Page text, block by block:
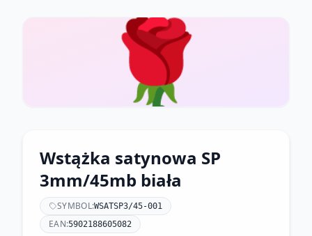
🌹
Wstążka satynowa SP
3mm/45mb biała
SYMBOL:WSATSP3/45-001
EAN:5902188605082